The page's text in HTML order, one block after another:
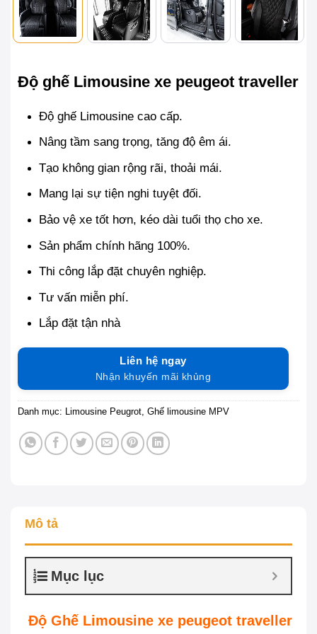
Độ ghế Limousine xe peugeot traveller
Độ ghế Limousine cao cấp.
Nâng tầm sang trọng, tăng độ êm ái.
Tạo không gian rộng rãi, thoải mái.
Mang lại sự tiện nghi tuyệt đối.
Bảo vệ xe tốt hơn, kéo dài tuổi thọ cho xe.
Sản phẩm chính hãng 100%.
Thi công lắp đặt chuyên nghiệp.
Tư vấn miễn phí.
Lắp đặt tận nhà
Liên hệ ngay
Nhận khuyến mãi khủng
Danh mục: Limousine Peugrot, Ghế limousine MPV
Mô tả
Mục lục
Độ Ghế Limousine xe peugeot traveller